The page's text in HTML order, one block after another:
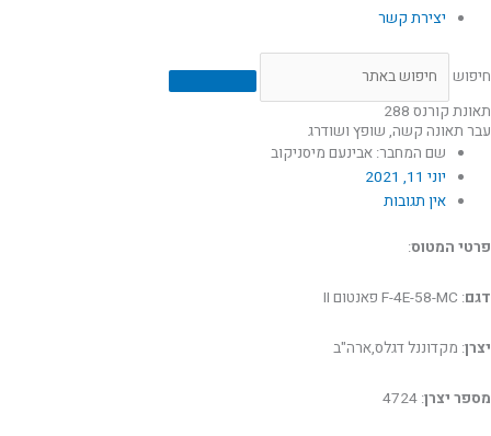
יצירת קשר
חיפוש
תאונת קורנס 288
עבר תאונה קשה, שופץ ושודרג
שם המחבר: אבינעם מיסניקוב
יוני 11, 2021
אין תגובות
פרטי המטוס:
דגם: F-4E-58-MC פאנטום II
יצרן: מקדוננל דגלס,ארה"ב
מספר יצרן: 4724